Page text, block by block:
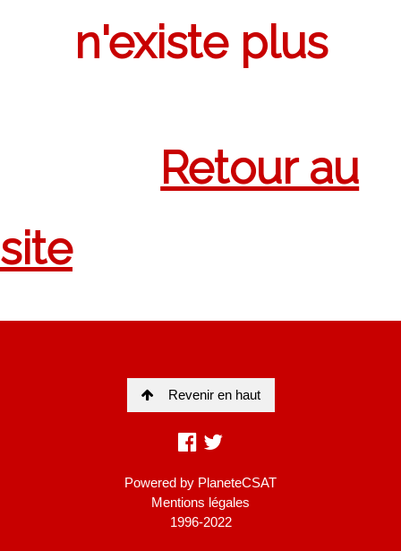
Revenir en haut
Powered by PlaneteCSAT
Mentions légales
1996-2022